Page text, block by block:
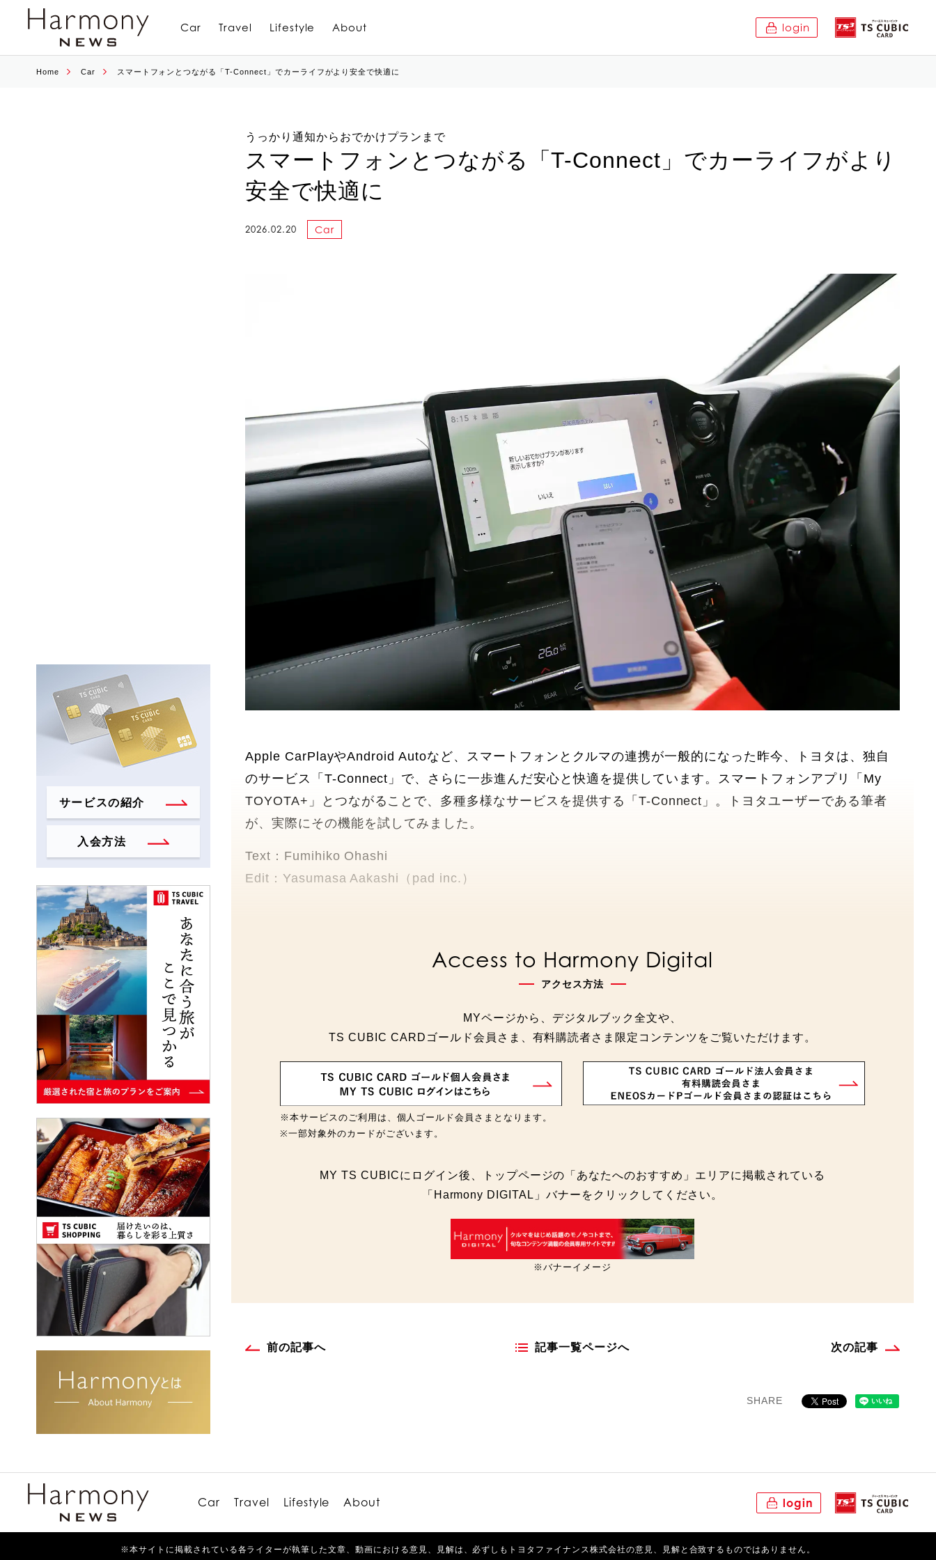
Car Travel Lifestyle About login
Home Car スマートフォンとつながる「T-Connect」でカーライフがより安全で快適に
サービスの紹介
入会方法
うっかり通知からおでかけプランまで
スマートフォンとつながる「T-Connect」でカーライフがより
安全で快適に
2026.02.20 Car
Apple CarPlayやAndroid Autoなど、スマートフォンとクルマの連携が一般的になった昨今、トヨタは、独自
のサービス「T-Connect」で、さらに一歩進んだ安心と快適を提供しています。スマートフォンアプリ「My
TOYOTA+」とつながることで、多種多様なサービスを提供する「T-Connect」。トヨタユーザーである筆者
が、実際にその機能を試してみました。
Text：Fumihiko Ohashi
Edit：Yasumasa Aakashi（pad inc.）
Access to Harmony Digital
アクセス方法
MYページから、デジタルブック全文や、
TS CUBIC CARDゴールド会員さま、有料購読者さま限定コンテンツをご覧いただけます。
※本サービスのご利用は、個人ゴールド会員さまとなります。
※一部対象外のカードがございます。
MY TS CUBICにログイン後、トップページの「あなたへのおすすめ」エリアに掲載されている
「Harmony DIGITAL」バナーをクリックしてください。
※バナーイメージ
前の記事へ 記事一覧ページへ 次の記事
SHARE
Car Travel Lifestyle About login
※本サイトに掲載されている各ライターが執筆した文章、動画における意見、見解は、必ずしもトヨタファイナンス株式会社の意見、見解と合致するものではありません。